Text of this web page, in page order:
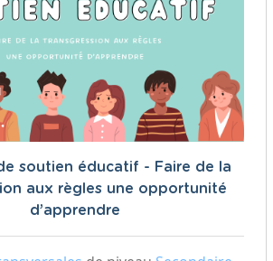
soutien éducatif - Faire de la
aux règles une opportunité
d’apprendre